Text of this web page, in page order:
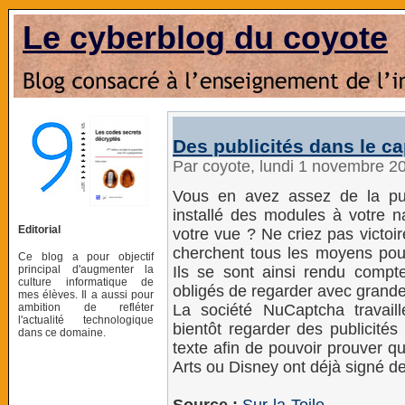
Le cyberblog du coyote
Editorial
Ce blog a pour objectif
principal d'augmenter la
culture informatique de
mes élèves. Il a aussi pour
ambition de refléter
l'actualité technologique
dans ce domaine.
Des publicités dans le
Par coyote, lundi 1 novembre
Vous en avez assez de la
installé des modules à votre
votre vue ? Ne criez pas
cherchent tous les moyens
Ils se sont ainsi rendu
obligés de regarder avec
La société NuCaptcha
bientôt regarder des
texte afin de pouvoir prouver
Arts ou Disney ont déjà signé